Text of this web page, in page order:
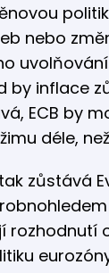
nebo
by inflace
ECB by
déle,
zůstává
rozhodnutí